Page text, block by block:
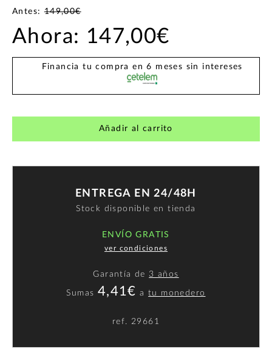
Antes:149,00€
Ahora: 147,00€
Financia tu compra en 6 meses sin intereses
Añadir al carrito
ENTREGA EN 24/48H
Stock disponible en tienda
ENVÍO GRATIS
ver condiciones
Garantía de 3 años
Sumas 4,41€ atu monedero
ref. 29661